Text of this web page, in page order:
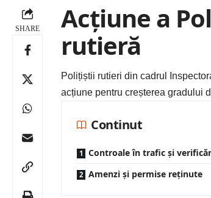
SHARE
Acțiune a
rutieră
Polițiștii rutieri din cadrul
acțiune pentru creșterea gradului
Continut
Controale în trafic și
Amenzi și permise reținute